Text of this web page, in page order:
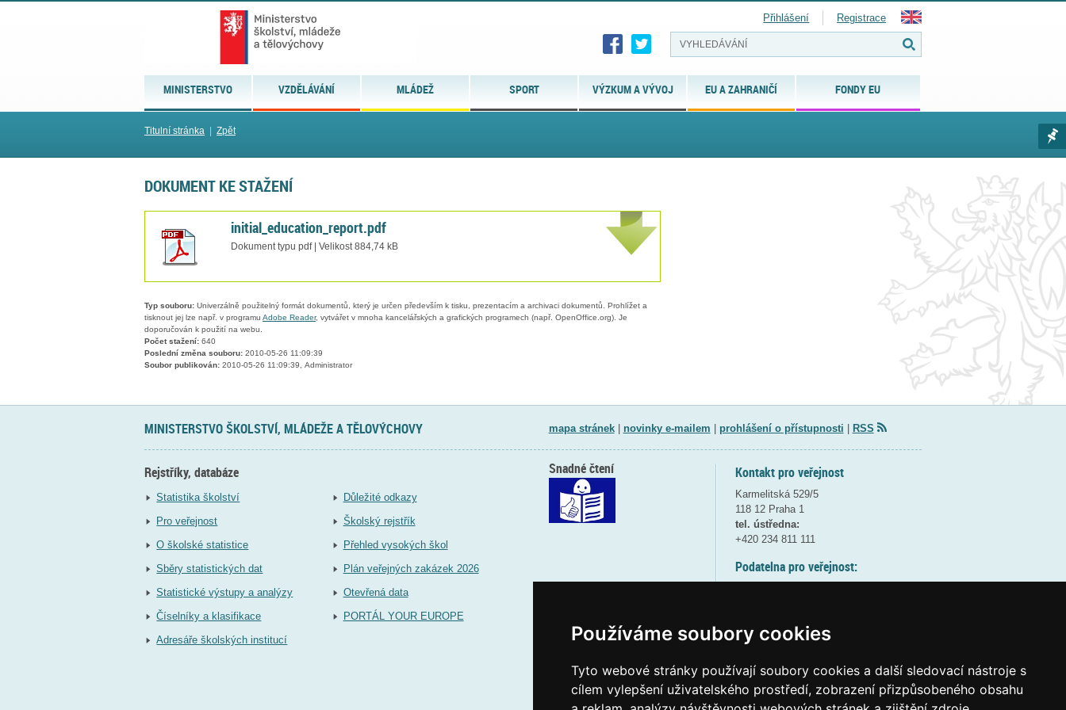
Používáme soubory cookies
Tyto webové stránky používají soubory cookies a další sledovací nástroje s
cílem vylepšení uživatelského prostředí, zobrazení přizpůsobeného obsahu
MINISTERSTVO VZDĚLÁVÁNÍ MLÁDEŽ SPORT VÝZKUM A VÝVOJ EU A ZAHRANIČÍ FONDY EU
Přihlášení Registrace
Titulní stránka Zpět
DOKUMENT KE STAŽENÍ
initial_education_report.pdf
Dokument typu pdf | Velikost 884,74 kB
Typ souboru: Univerzálně použitelný formát dokumentů, který je určen především k tisku, prezentacím a archivaci dokumentů. Prohlížet a
tisknout jej lze např. v programu Adobe Reader, vytvářet v mnoha kancelářských a grafických programech (např. OpenOffice.org). Je
doporučován k použití na webu.
Počet stažení: 640
Poslední změna souboru: 2010-05-26 11:09:39
Soubor publikován: 2010-05-26 11:09:39, Administrator
MINISTERSTVO ŠKOLSTVÍ, MLÁDEŽE A TĚLOVÝCHOVY mapa stránek| novinky e-mailem prohlášení o přístupnosti RSS
Rejstříky, databáze
Statistika školství
Pro veřejnost
O školské statistice
Sběry statistických dat
Statistické výstupy a analýzy
Číselníky a klasifikace
Adresáře školských institucí
Důležité odkazy
Školský rejstřík
Přehled vysokých škol
Plán veřejných zakázek 2026
Otevřená data
PORTÁL YOUR EUROPE
Kontakt pro veřejnost
Karmelitská 529/5
118 12 Praha 1
tel. ústředna:
+420 234 811 111
Podatelna pro veřejnost:
(více informací
Elektronická podatelna:
Snadné čtení